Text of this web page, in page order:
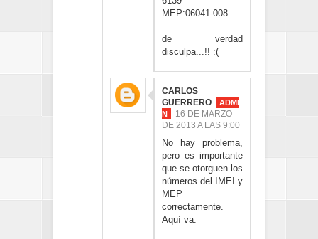
MEP:06041-008
de verdad
disculpa...!! :(
CARLOS
GUERRERO
16 DE MARZO
DE 2013 A LAS 9:00
No hay problema,
pero es importante
que se otorguen los
números del IMEI y
MEP
correctamente.
Aquí va: